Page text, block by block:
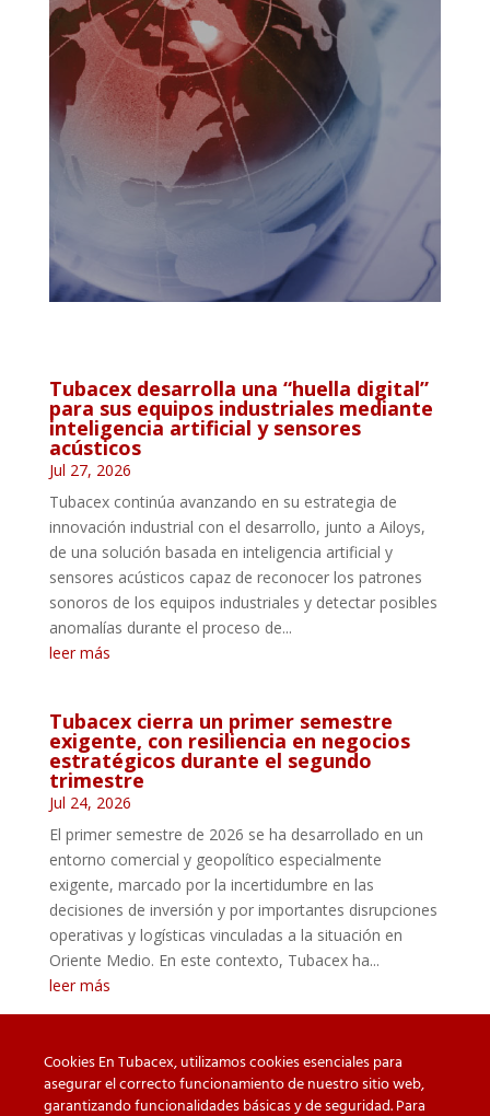
Tubacex desarrolla una “huella digital”
para sus equipos industriales mediante
inteligencia artificial y sensores
acústicos
Jul 27, 2026
Tubacex continúa avanzando en su estrategia de
innovación industrial con el desarrollo, junto a Ailoys,
de una solución basada en inteligencia artificial y
sensores acústicos capaz de reconocer los patrones
sonoros de los equipos industriales y detectar posibles
anomalías durante el proceso de...
leer más
Tubacex cierra un primer semestre
exigente, con resiliencia en negocios
estratégicos durante el segundo
trimestre
Jul 24, 2026
El primer semestre de 2026 se ha desarrollado en un
entorno comercial y geopolítico especialmente
exigente, marcado por la incertidumbre en las
decisiones de inversión y por importantes disrupciones
operativas y logísticas vinculadas a la situación en
Oriente Medio. En este contexto, Tubacex ha...
leer más
Cuidado con las falsificaciones Descargas
Cookies En Tubacex, utilizamos cookies esenciales para
asegurar el correcto funcionamiento de nuestro sitio web,
garantizando funcionalidades básicas y de seguridad. Para